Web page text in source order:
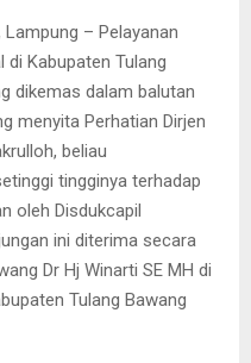
Lampung – Pelayanan
di Kabupaten Tulang
dikemas dalam balutan
menyita Perhatian Dirjen
beliau
tingginya terhadap
oleh Disdukcapil
ini diterima secara
Dr Hj Winarti SE MH di
Tulang Bawang